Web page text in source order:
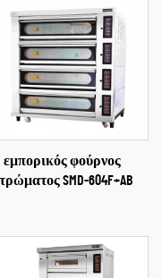
εμπορικός φούρνος
SMD-604F+AB